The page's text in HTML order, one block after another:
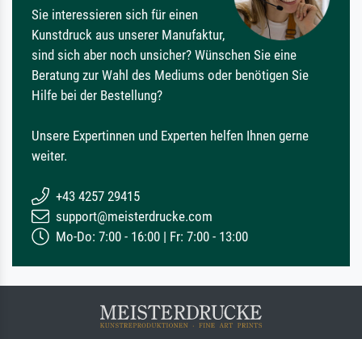
Sie interessieren sich für einen
Kunstdruck aus unserer Manufaktur,
sind sich aber noch unsicher? Wünschen Sie eine
Beratung zur Wahl des Mediums oder benötigen Sie
Hilfe bei der Bestellung?
Unsere Expertinnen und Experten helfen Ihnen gerne
weiter.
+43 4257 29415
support@meisterdrucke.com
Mo-Do: 7:00 - 16:00 | Fr: 7:00 - 13:00